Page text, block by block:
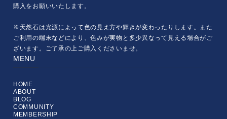
購入をお願いいたします。
※天然石は光源によって色の見え方や輝きが変わったりします。また
ご利用の端末などにより、色みが実物と多少異なって見える場合がご
ざいます。ご了承の上ご購入くださいませ。
MENU
HOME
ABOUT
BLOG
COMMUNITY
MEMBERSHIP